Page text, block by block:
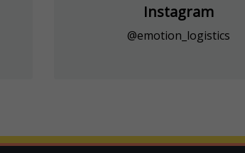
Instagram
@emotion_logistics
Dessa
cookies går
inte att välja